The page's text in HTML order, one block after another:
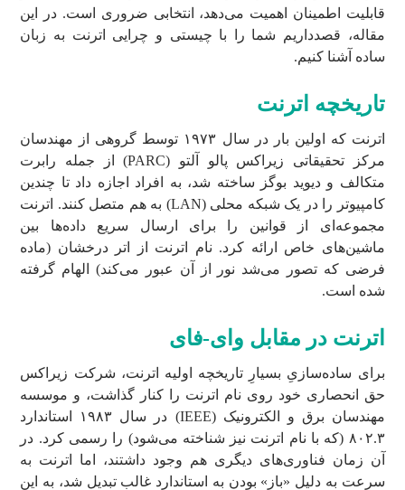
قابلیت اطمینان اهمیت می‌دهد، انتخابی ضروری است. در این
مقاله، قصدداریم شما را با چیستی و چرایی اترنت به زبان
ساده آشنا کنیم.
تاریخچه اترنت
اترنت که اولین بار در سال ۱۹۷۳ توسط گروهی از مهندسان
مرکز تحقیقاتی زیراکس پالو آلتو (PARC) از جمله رابرت
متکالف و دیوید بوگز ساخته شد، به افراد اجازه داد تا چندین
کامپیوتر را در یک شبکه محلی (LAN) به هم متصل کنند. اترنت
مجموعه‌ای از قوانین را برای ارسال سریع داده‌ها بین
ماشین‌های خاص ارائه کرد. نام اترنت از اتر درخشان (ماده
فرضی که تصور می‌شد نور از آن عبور می‌کند) الهام گرفته
شده است.
اترنت در مقابل وای-فای
برای ساده‌سازیِ بسیارِ تاریخچه اولیه اترنت، شرکت زیراکس
حق انحصاری خود روی نام اترنت را کنار گذاشت، و موسسه
مهندسان برق و الکترونیک (IEEE) در سال ۱۹۸۳ استاندارد
۸۰۲.۳ (که با نام اترنت نیز شناخته می‌شود) را رسمی کرد. در
آن زمان فناوری‌های دیگری هم وجود داشتند، اما اترنت به
سرعت به دلیل «باز» بودن به استاندارد غالب تبدیل شد، به این